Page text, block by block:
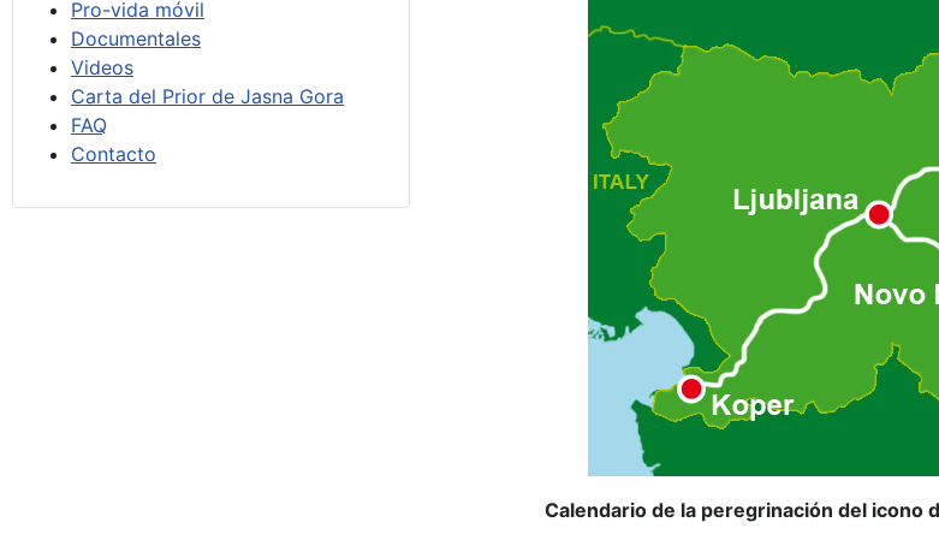
Pro-vida móvil
Documentales
Videos
Carta del Prior de Jasna Gora
FAQ
Contacto
Calendario de la peregrinación del icono